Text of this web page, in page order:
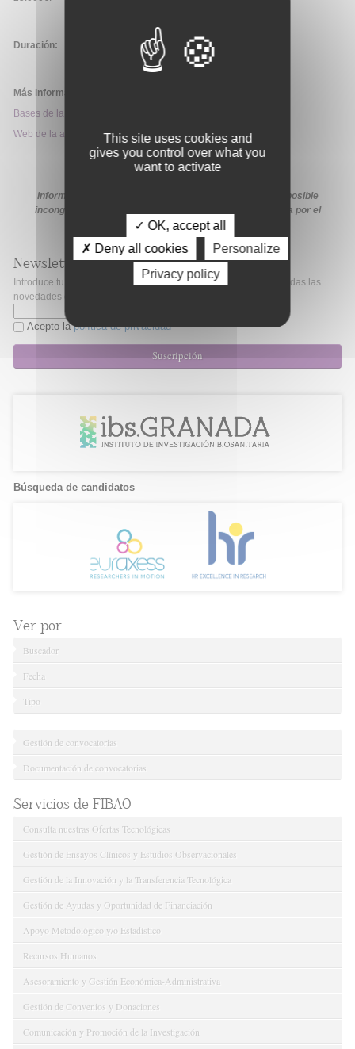
Duración:
Más información:
Bases de la convocatoria
Web de la ayuda
Información extraída de la web de la ayuda. En caso de posible
incongruencia, prevalecerá la información proporcionada por el
organismo financiador en sus medios oficiales
Newsletter
Introduce tu correo electrónico si quieres mantenerte al día de todas las
novedades de Fibao.
Acepto lapolítica de privacidad
Suscripción
Búsqueda de candidatos
Ver por...
Buscador
Fecha
Tipo
Gestión de convocatorias
Documentación de convocatorias
Servicios de FIBAO
Consulta nuestras Ofertas Tecnológicas
Gestión de Ensayos Clínicos y Estudios Observacionales
Gestión de la Innovación y la Transferencia Tecnológica
Gestión de Ayudas y Oportunidad de Financiación
Apoyo Metodológico y/o Estadístico
Recursos Humanos
Asesoramiento y Gestión Económica-Administrativa
Gestión de Convenios y Donaciones
Comunicación y Promoción de la Investigación
This site uses cookies and
gives you control over what you
want to activate
✓ OK, accept all
✗ Deny all cookies
Personalize
Privacy policy